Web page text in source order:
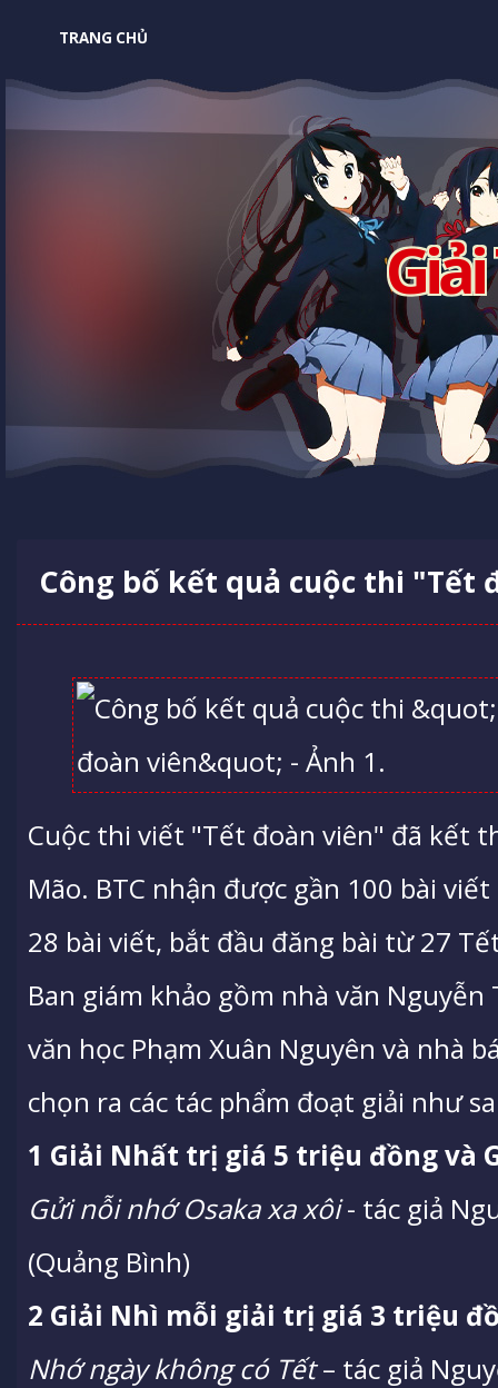
TRANG CHỦ
Công bố kết quả cuộc thi "Tết
Cuộc thi viết "Tết đoàn viên" đã kết
Mão. BTC nhận được gần 100 bài
28 bài viết, bắt đầu đăng bài từ 27
Ban giám khảo gồm nhà văn
văn học Phạm Xuân Nguyên và nhà
chọn ra các tác phẩm đoạt giải như
1 Giải Nhất trị giá 5 triệu đồng và
Gửi nỗi nhớ Osaka xa xôi- tác giả
(Quảng Bình)
2 Giải Nhì mỗi giải trị giá 3 triệu
Nhớ ngày không có Tết– tác giả